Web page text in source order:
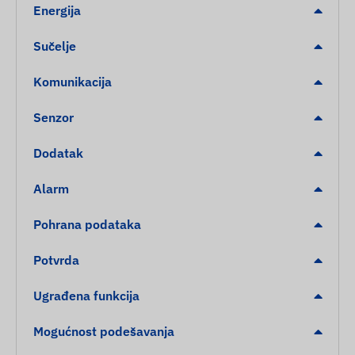
Energija
Sučelje
Komunikacija
Senzor
Dodatak
Alarm
Pohrana podataka
Potvrda
Ugrađena funkcija
Mogućnost podešavanja